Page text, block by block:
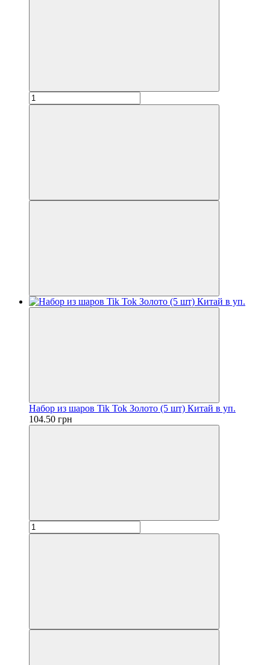
Набор из шаров Tik Tok Золото (5 шт) Китай в уп.
104.50 грн